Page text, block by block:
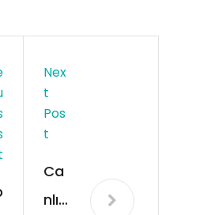
Nex
T
Pos
T
Ca
nlı